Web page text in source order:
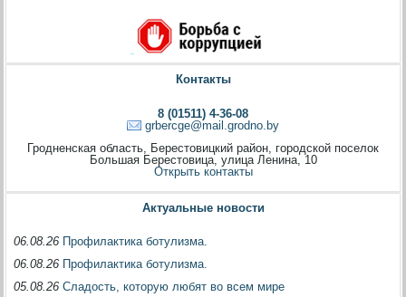
Контакты
8 (01511) 4-36-08
grbercge@mail.grodno.by
Гродненская область, Берестовицкий район, городской поселок
Большая Берестовица, улица Ленина, 10
Открыть контакты
Актуальные новости
06.08.26 Профилактика ботулизма.
06.08.26 Профилактика ботулизма.
05.08.26Сладость, которую любят во всем мире